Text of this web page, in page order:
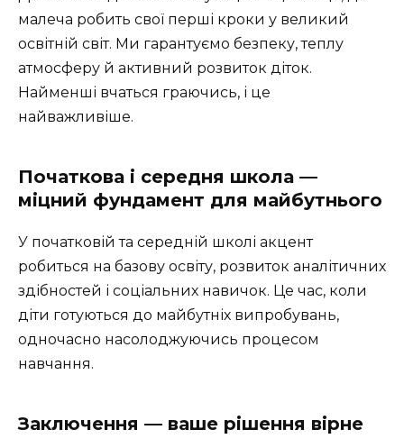
малеча робить свої перші кроки у великий
освітній світ. Ми гарантуємо безпеку, теплу
атмосферу й активний розвиток діток.
Найменші вчаться граючись, і це
найважливіше.
Початкова і середня школа —
міцний фундамент для майбутнього
У початковій та середній школі акцент
робиться на базову освіту, розвиток аналітичних
здібностей і соціальних навичок. Це час, коли
діти готуються до майбутніх випробувань,
одночасно насолоджуючись процесом
навчання.
Заключення — ваше рішення вірне